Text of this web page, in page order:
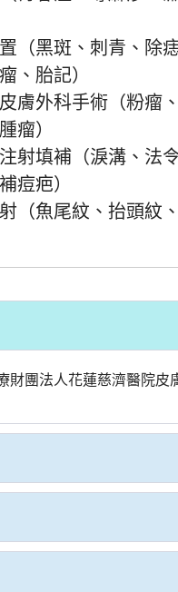
（黑斑、刺青、除
、胎記）
膚外科手術（粉瘤
瘤）
射填補（淚溝、法
痘疤）
（魚尾紋、抬頭紋
財團法人花蓮慈濟醫院皮